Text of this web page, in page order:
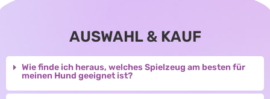
AUSWAHL & KAUF
Wie finde ich heraus, welches Spielzeug am besten für
meinen Hund geeignet ist?